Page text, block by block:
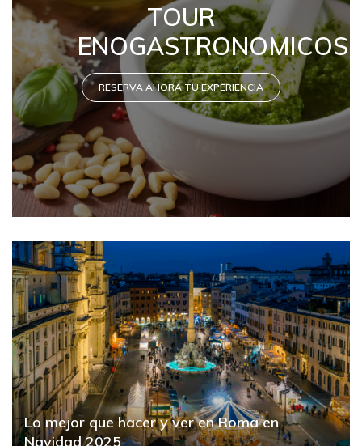
EVENTOS Y
TRADICIONES
RESERVA AHORA TU EXPERIENCIA
Lo mejor que hacer y ver en Roma en
Navidad 2025